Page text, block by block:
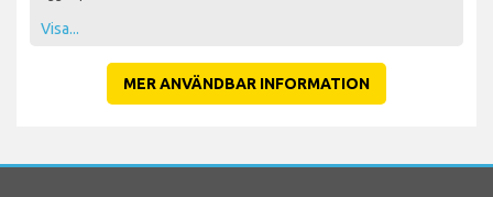
Visa...
MER ANVÄNDBAR INFORMATION